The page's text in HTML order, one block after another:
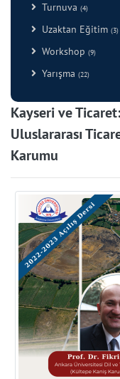
Turnuva (4)
Uzaktan Eğitim (3)
Workshop (9)
Yarışma (22)
Kayseri ve
Uluslararası
Karumu